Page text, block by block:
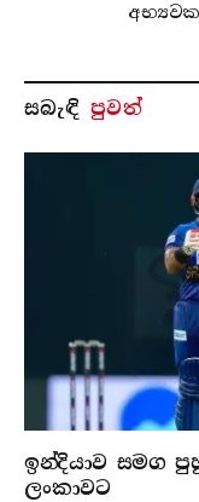
සබැ​ඳි පුවත්
ඉන්දියාව සමග
ලංකාවට